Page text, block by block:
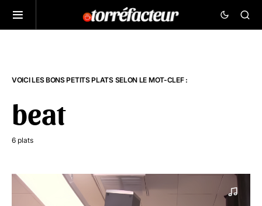
VOICI LES BONS PETITS PLATS SELON LE MOT-CLEF :
beat
6 plats